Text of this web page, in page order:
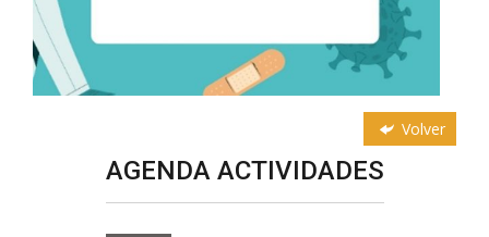
Volver
AGENDA ACTIVIDADES